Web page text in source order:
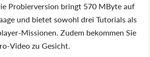
Probierversion bringt 570 MByte auf
und bietet sowohl drei Tutorials als
Missionen. Zudem bekommen Sie
Video zu Gesicht.